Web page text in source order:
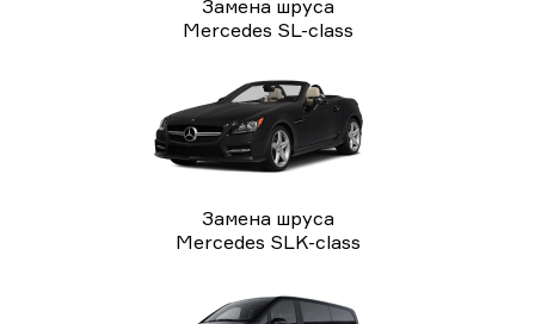
Замена шруса
Mercedes SL-class
Замена шруса
Mercedes SLK-class